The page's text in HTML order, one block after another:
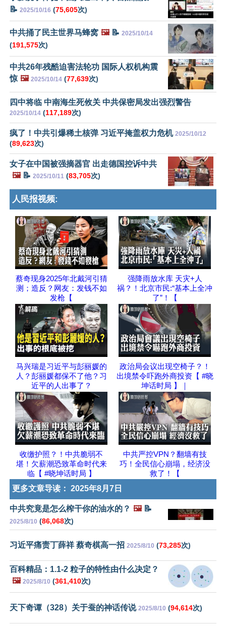
📝 2025/10/16 (75,605次)
中共捅了民主世界马蜂窝 🖼️📝 2025/10/14
(191,575次)
中共26年残酷迫害法轮功 国际人权机构震
惊 🖼️ 2025/10/14 (77,639次)
四中将临 中南海生死攸关 中共保密局发出强烈警告
2025/10/14 (117,189次)
疯了！中共引爆稀土核弹 习近平掩盖权力危机 2025/10/12
(89,623次)
女子在中国被强摘器官 出走德国控诉中共
🖼️📝 2025/10/11 (83,705次)
人民报视频:
蔡奇现身2025年北戴河引猜
测；造反？网友：发钱不如
发枪【
强降雨放水库 天灾+人
祸？！北京市民:“基本上全冲
了”！【
马兴瑞是习近平与彭丽媛的
人？彭丽媛都保不了他？习
近平的人出事了？
政治局会议出现空椅子？！
出境禁令吓跑外商投资【 #晓
坤话时局 】｜
收缴护照？！中共脆弱不
堪！欠薪潮恐致革命时代来
临【 #晓坤话时局 】
中共严控VPN？翻墙有技
巧！全民信心崩塌，经济没
救了！【
更多文章导读： 2025年8月7日
中共究竟是怎么榨干你的油水的？ 🖼️📝
2025/8/10 (86,068次)
习近平痛责丁薛祥 蔡奇棋高一招 2025/8/10 (73,285次)
百科精品：1.1-2 粒子的特性由什么决定？
🖼️ 2025/8/10 (361,410次)
天下奇谭（328）关于蚕的神话传说 2025/8/10 (94,614次)